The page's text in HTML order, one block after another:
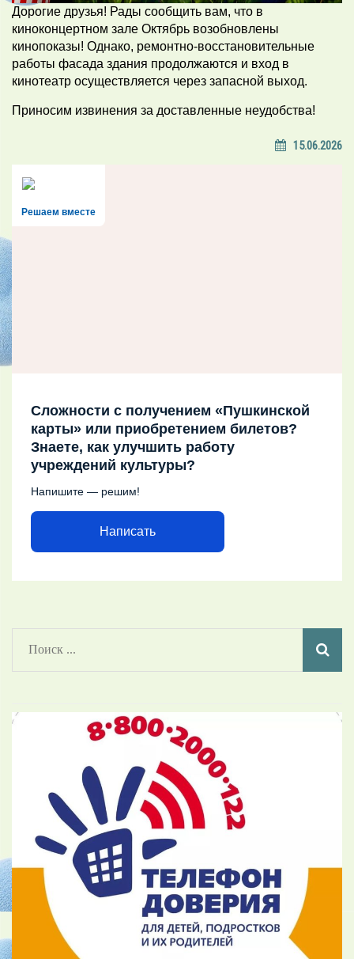
Дорогие друзья! Рады сообщить вам, что в
киноконцертном зале Октябрь возобновлены
кинопоказы! Однако, ремонтно-восстановительные
работы фасада здания продолжаются и вход в
кинотеатр осуществляется через запасной выход.
Приносим извинения за доставленные неудобства!
15.06.2026
Решаем вместе
Сложности с получением «Пушкинской
карты» или приобретением билетов?
Знаете, как улучшить работу
учреждений культуры?
Напишите — решим!
Написать